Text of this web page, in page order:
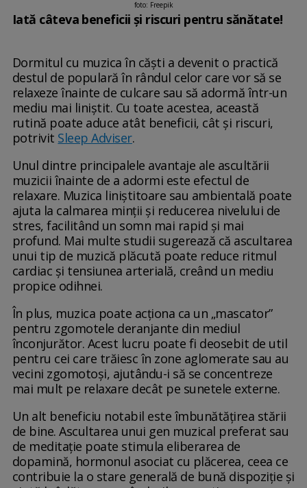
foto: Freepik
Iată câteva beneficii și riscuri pentru sănătate!
Dormitul cu muzica în căști a devenit o practică
destul de populară în rândul celor care vor să se
relaxeze înainte de culcare sau să adormă într-un
mediu mai liniștit. Cu toate acestea, această
rutină poate aduce atât beneficii, cât și riscuri,
potrivit Sleep Adviser.
Unul dintre principalele avantaje ale ascultării
muzicii înainte de a adormi este efectul de
relaxare. Muzica liniștitoare sau ambientală poate
ajuta la calmarea minții și reducerea nivelului de
stres, facilitând un somn mai rapid și mai
profund. Mai multe studii sugerează că ascultarea
unui tip de muzică plăcută poate reduce ritmul
cardiac și tensiunea arterială, creând un mediu
propice odihnei.
În plus, muzica poate acționa ca un „mascator”
pentru zgomotele deranjante din mediul
înconjurător. Acest lucru poate fi deosebit de util
pentru cei care trăiesc în zone aglomerate sau au
vecini zgomotoși, ajutându-i să se concentreze
mai mult pe relaxare decât pe sunetele externe.
Un alt beneficiu notabil este îmbunătățirea stării
de bine. Ascultarea unui gen muzical preferat sau
de meditație poate stimula eliberarea de
dopamină, hormonul asociat cu plăcerea, ceea ce
contribuie la o stare generală de bună dispoziție și